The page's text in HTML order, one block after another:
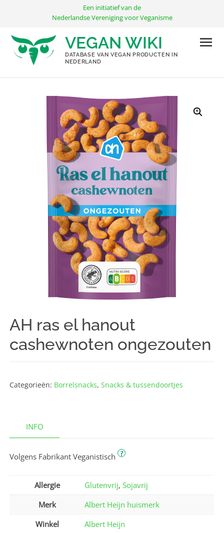
inhoud
Een initiatief van de
Nederlandse Vereniging voor Veganisme
VEGAN WIKI
DATABASE VAN VEGAN PRODUCTEN IN
NEDERLAND
AH ras el hanout
cashewnoten ongezouten
Categorieën: Borrelsnacks,Snacks & tussendoortjes
INFO
Volgens Fabrikant Veganistisch ?
Allergie Glutenvrij,Sojavrij
Merk
Albert Heijn huismerk
Winkel
Albert Heijn